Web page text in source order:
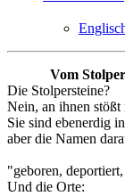
Vom
Die Stolpersteine?
Nein, an ihnen stößt
Sie sind ebenerdig
aber die Namen
"geboren,
Und die Orte: